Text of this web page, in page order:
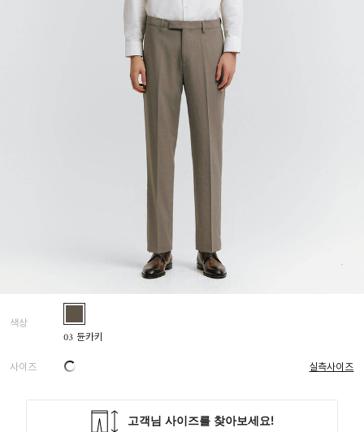
색상
03 듄카키
사이즈
실측사이즈